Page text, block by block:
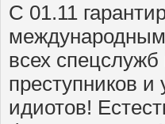
С 01.11
всех
преступников
идиотов!